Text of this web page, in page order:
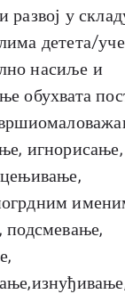
развој у
детета/
насиље и
обухвата
игнорисање,
подсмевање,